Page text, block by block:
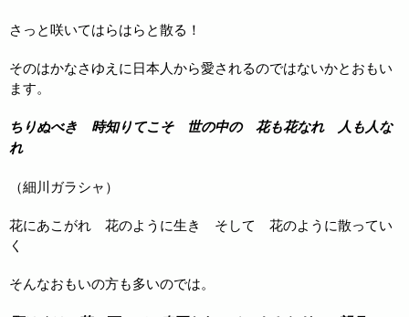
さっと咲いてはらはらと散る！
そのはかなさゆえに日本人から愛されるのではないかとおもい
ます。
ちりぬべき 時知りてこそ 世の中の 花も花なれ 人も人な
れ
（細川ガラシャ）
花にあこがれ 花のように生き そして 花のように散ってい
く
そんなおもいの方も多いのでは。